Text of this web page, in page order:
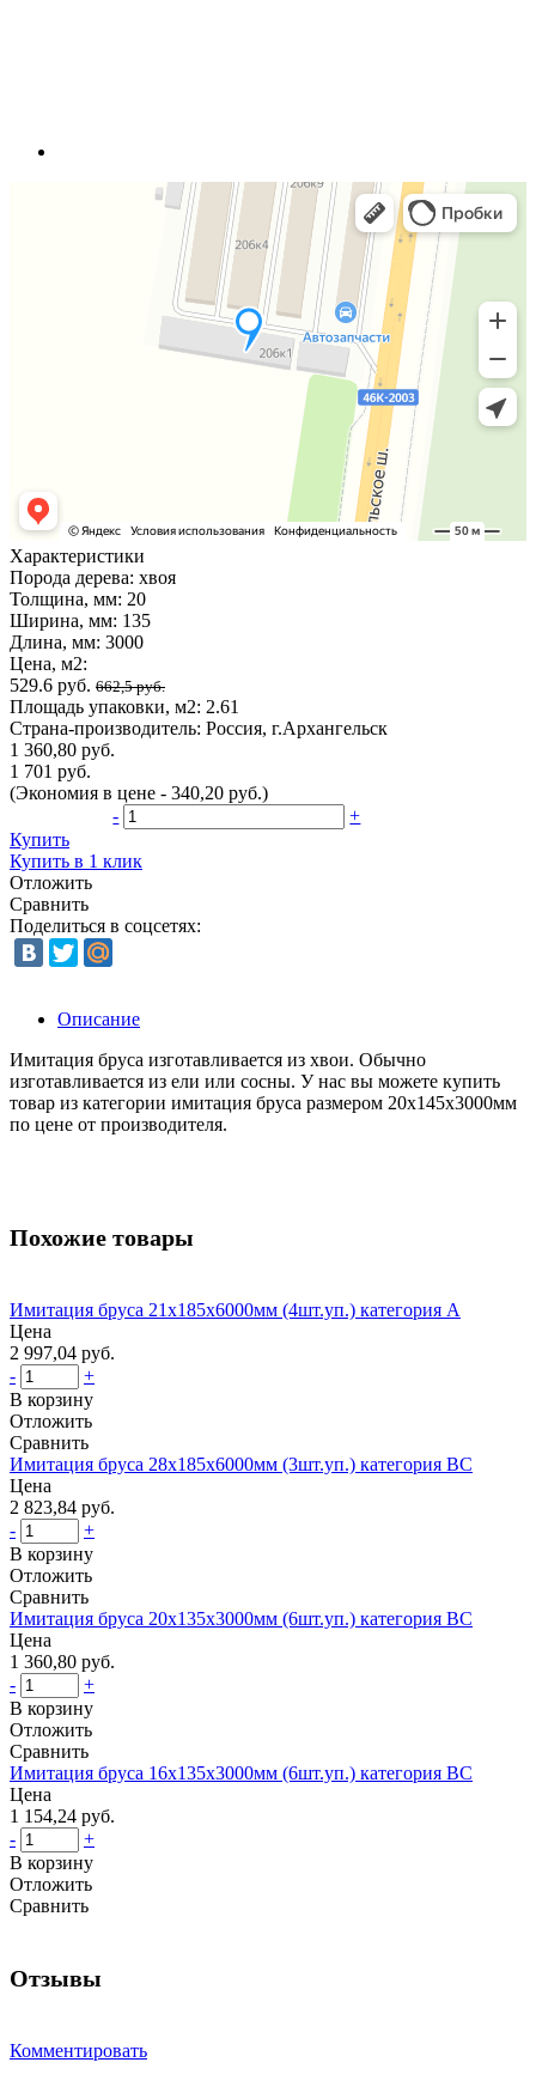
Характеристики
Порода дерева: хвоя
Толщина, мм: 20
Ширина, мм: 135
Длина, мм: 3000
Цена, м2:
529.6 руб. 662,5 руб.
Площадь упаковки, м2: 2.61
Страна-производитель: Россия, г.Архангельск
1 360,80 руб.
1 701 руб.
(Экономия в цене - 340,20 руб.)
-
+
Купить
Купить в 1 клик
Отложить
Сравнить
Поделиться в соцсетях:
Описание
Имитация бруса изготавливается из хвои. Обычно
изготавливается из ели или сосны. У нас вы можете купить
товар из категории имитация бруса размером 20х145х3000мм
по цене от производителя.
Похожие товары
Имитация бруса 21х185х6000мм (4шт.уп.) категория А
Цена
2 997,04 руб.
-
+
В корзину
Отложить
Сравнить
Имитация бруса 28х185х6000мм (3шт.уп.) категория BС
Цена
2 823,84 руб.
-
+
В корзину
Отложить
Сравнить
Имитация бруса 20х135х3000мм (6шт.уп.) категория BС
Цена
1 360,80 руб.
-
+
В корзину
Отложить
Сравнить
Имитация бруса 16х135х3000мм (6шт.уп.) категория BС
Цена
1 154,24 руб.
-
+
В корзину
Отложить
Сравнить
Отзывы
Комментировать